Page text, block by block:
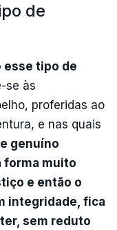
de
esse tipo de
se às
proferidas ao
e nas quais
genuíno
forma muito
e então o
integridade, fica
sem reduto